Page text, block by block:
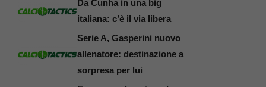
Da Cunha in una big
italiana: c’è il via libera
Serie A, Gasperini nuovo
allenatore: destinazione a
sorpresa per lui